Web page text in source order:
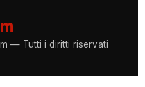
— Tutti i diritti riservati